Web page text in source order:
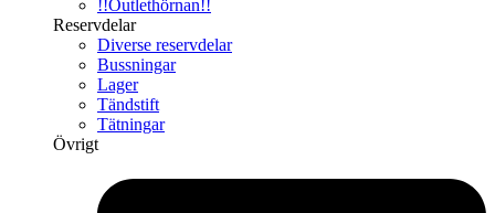
!!Outlethörnan!!
Reservdelar
Diverse reservdelar
Bussningar
Lager
Tändstift
Tätningar
Övrigt